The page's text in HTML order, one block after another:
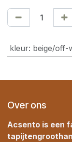
kleur: beige/off-
Over ons
Acsento is een